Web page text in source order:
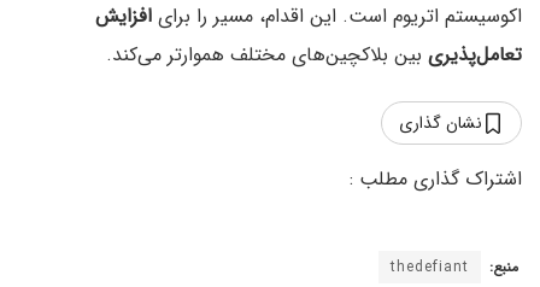
اکوسیستم اتریوم است. این اقدام، مسیر را برای افزایش
تعامل‌پذیری بین بلاکچین‌های مختلف هموارتر می‌کند.
نشان گذاری
منبع: thedefiant